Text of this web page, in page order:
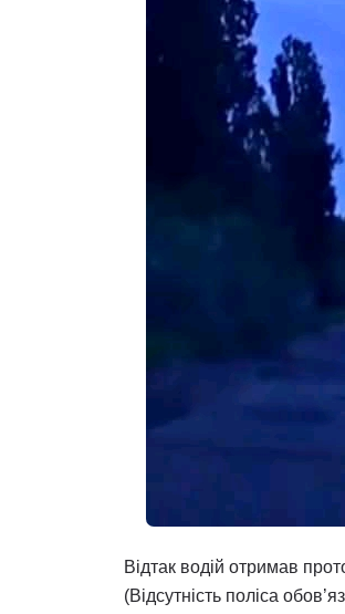
Відтак водій отримав
(Відсутність поліса